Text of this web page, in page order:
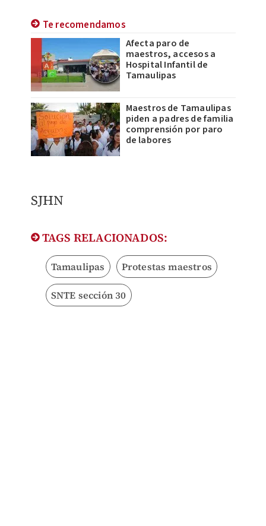
Te recomendamos
Afecta paro de
maestros, accesos a
Hospital Infantil de
Tamaulipas
Maestros de Tamaulipas
piden a padres de familia
comprensión por paro
de labores
SJHN
TAGS RELACIONADOS:
Tamaulipas Protestas maestros
SNTE sección 30